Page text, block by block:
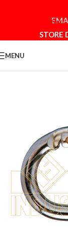
Skip to main content
STORE
MENU